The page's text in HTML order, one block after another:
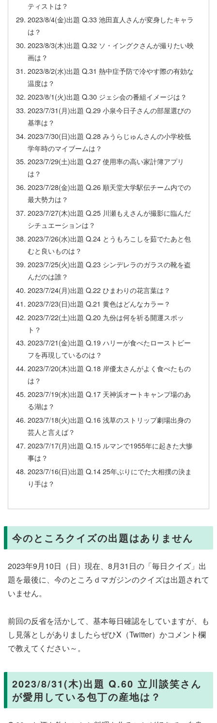
ティストは？
2023/8/4(金)出題 Q.33 池田直人さんが変身したキャラ
は？
2023/8/3(木)出題 Q.32 ソ・イングクさんが撮りたい映
画は？
2023/8/2(水)出題 Q.31 熱中症予防で冷やす際の有効な
温度は？
2023/8/1(火)出題 Q.30 ジェシ会の番組イメージは？
2023/7/31(月)出題 Q.29 小泉今日子さんの部屋選びの
基準は？
2023/7/30(日)出題 Q.28 みうらじゅんさんの小学校低
学年時のマイブームは？
2023/7/29(土)出題 Q.27 使用率の高い家計簿アプリ
は？
2023/7/28(金)出題 Q.26 順天堂大学駅伝チーム内での
最大勢力は？
2023/7/27(木)出題 Q.25 川瀬もえさんが撮影に臨んだ
シチュエーションは？
2023/7/26(水)出題 Q.24 とうもろこしを茹でたあと包
むと良いものは？
2023/7/25(火)出題 Q.23 シンデレラのガラスの靴を盗
んだのは誰？
2023/7/24(月)出題 Q.22 ひまわりの花言葉は？
2023/7/23(日)出題 Q.21 黄色はどんなカラー？
2023/7/22(土)出題 Q.20 九份は何を祈る開運スポッ
ト？
2023/7/21(金)出題 Q.19 ハリーが食べたローストビー
フを再現しているのは？
2023/7/20(木)出題 Q.18 岸優太さんがよく食べたもの
は？
2023/7/19(水)出題 Q.17 天神浜オートキャンプ場のあ
る湖は？
2023/7/18(火)出題 Q.16 浅草のストリップ劇場出身の
芸人と言えば？
2023/7/17(月)出題 Q.15 ルマンで1955年に起きた大惨
事は？
2023/7/16(日)出題 Q.14 25年ぶりにでた大相撲の決ま
り手は？
今のところクイズの出題はありません
2023年9月10日（日）現在、8月31日の「毎日クイズ」出
題を最後に、今のところｄマガジンのクイズは出題されて
いません。
前回の反省を活かして、基本毎日確認をしていますが、も
し見落としがありましたらぜひX（Twitter）かコメント欄
で教えてください～。
2023/8/31(木)出題 Q.60 立川談笑さん
が愛用している包丁の産地は？